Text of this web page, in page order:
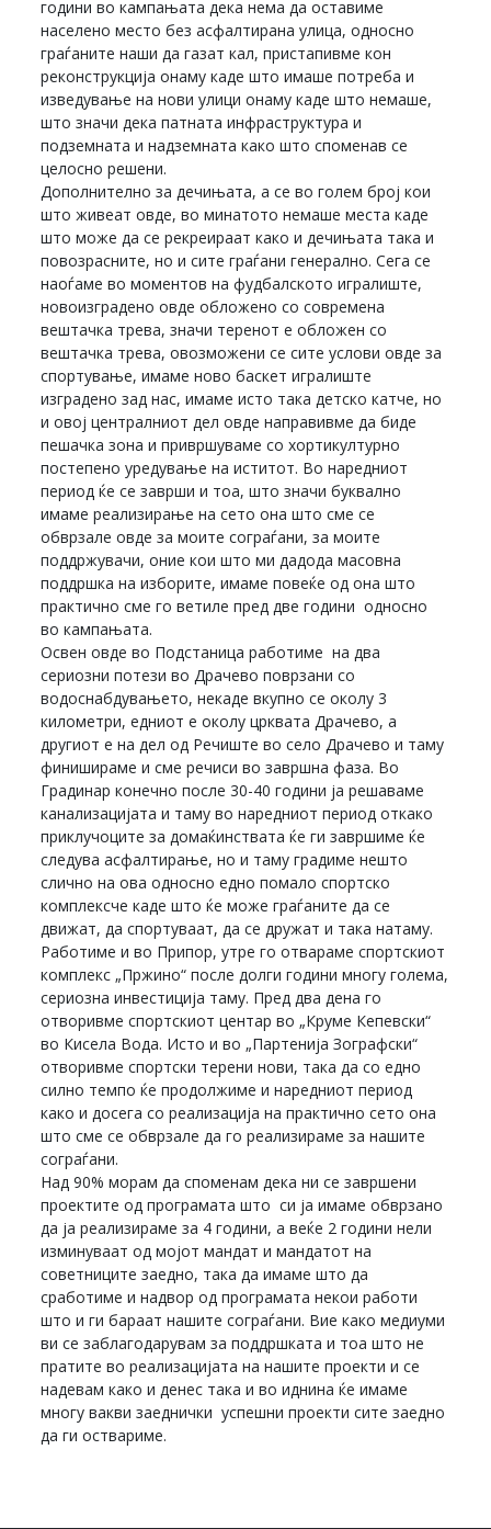
години во кампањата дека нема да оставиме
населено место без асфалтирана улица, односно
граѓаните наши да газат кал, пристапивме кон
реконструкција онаму каде што имаше потреба и
изведување на нови улици онаму каде што немаше,
што значи дека патната инфраструктура и
подземната и надземната како што споменав се
целосно решени.
Дополнително за дечињата, а се во голем број кои
што живеат овде, во минатото немаше места каде
што може да се рекреираат како и дечињата така и
повозрасните, но и сите граѓани генерално. Сега се
наоѓаме во моментов на фудбалското игралиште,
новоизградено овде обложено со современа
вештачка трева, значи теренот е обложен со
вештачка трева, овозможени се сите услови овде за
спортување, имаме ново баскет игралиште
изградено зад нас, имаме исто така детско катче, но
и овој централниот дел овде направивме да биде
пешачка зона и привршуваме со хортикултурно
постепено уредување на иститот. Во наредниот
период ќе се заврши и тоа, што значи буквално
имаме реализирање на сето она што сме се
обврзале овде за моите сограѓани, за моите
поддржувачи, оние кои што ми дадода масовна
поддршка на изборите, имаме повеќе од она што
практично сме го ветиле пред две години односно
во кампањата.
Освен овде во Подстаница работиме на два
сериозни потези во Драчево поврзани со
водоснабдувањето, некаде вкупно се околу 3
километри, едниот е околу црквата Драчево, а
другиот е на дел од Речиште во село Драчево и таму
финишираме и сме речиси во завршна фаза. Во
Градинар конечно после 30-40 години ја решаваме
канализацијата и таму во наредниот период откако
приклучоците за домаќинствата ќе ги завршиме ќе
следува асфалтирање, но и таму градиме нешто
слично на ова односно едно помало спортско
комплексче каде што ќе може граѓаните да се
движат, да спортуваат, да се дружат и така натаму.
Работиме и во Припор, утре го отвараме спортскиот
комплекс „Пржино“ после долги години многу голема,
сериозна инвестиција таму. Пред два дена го
отворивме спортскиот центар во „Круме Кепевски“
во Кисела Вода. Исто и во „Партенија Зографски“
отворивме спортски терени нови, така да со едно
силно темпо ќе продолжиме и наредниот период
како и досега со реализација на практично сето она
што сме се обврзале да го реализираме за нашите
сограѓани.
Над 90% морам да споменам дека ни се завршени
проектите од програмата што си ја имаме обврзано
да ја реализираме за 4 години, а веќе 2 години нели
изминуваат од мојот мандат и мандатот на
советниците заедно, така да имаме што да
сработиме и надвор од програмата некои работи
што и ги бараат нашите сограѓани. Вие како медиуми
ви се заблагодарувам за поддршката и тоа што не
пратите во реализацијата на нашите проекти и се
надевам како и денес така и во иднина ќе имаме
многу вакви заеднички успешни проекти сите заедно
да ги оствариме.